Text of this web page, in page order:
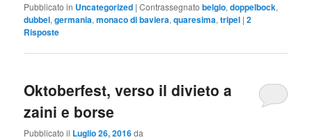
Pubblicato in Uncategorized |Contrassegnato belgio,doppelbock,
dubbel,germania,monaco di baviera,quaresima,tripel |2
Risposte
Oktoberfest, verso il divieto a
zaini e borse
Pubblicato il Luglio 26, 2016da